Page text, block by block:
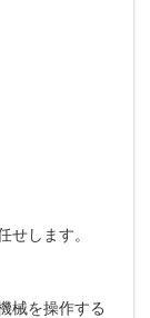
せします。
械を操作する